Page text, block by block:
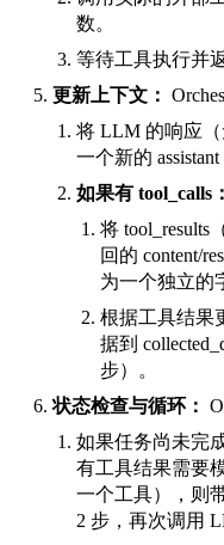
数。
等待工具执行并
更新上下文：
将 LLM 的响应
一个新的 assistant
如果有 tool_calls ：
将 tool_results
回的 content/
为一个独立的
根据工具结果
据到
步）。
状态检查与循环：
如果任务尚未完
有工具结果需要
一个工具），则
2 步，再次调用